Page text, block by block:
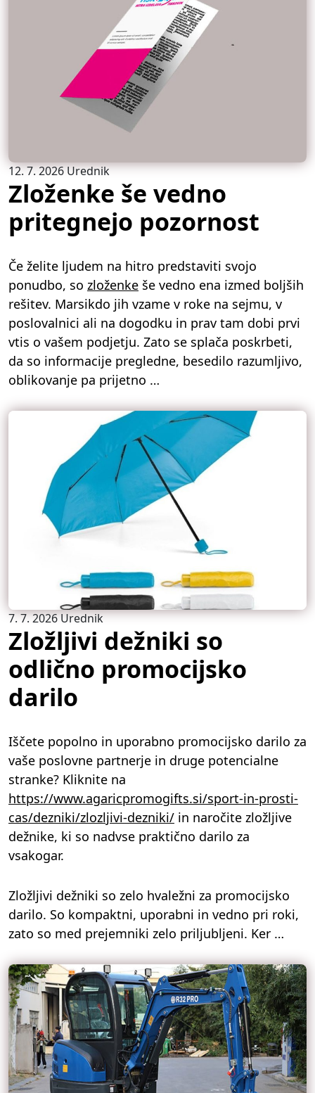
12. 7. 2026Urednik
Zloženke še vedno
pritegnejo pozornost
Če želite ljudem na hitro predstaviti svojo
ponudbo, so zloženke še vedno ena izmed boljših
rešitev. Marsikdo jih vzame v roke na sejmu, v
poslovalnici ali na dogodku in prav tam dobi prvi
vtis o vašem podjetju. Zato se splača poskrbeti,
da so informacije pregledne, besedilo razumljivo,
oblikovanje pa prijetno …
7. 7. 2026Urednik
Zložljivi dežniki so
odlično promocijsko
darilo
Iščete popolno in uporabno promocijsko darilo za
vaše poslovne partnerje in druge potencialne
stranke? Kliknite na
https://www.agaricpromogifts.si/sport-in-prosti-
cas/dezniki/zlozljivi-dezniki/ in naročite zložljive
dežnike, ki so nadvse praktično darilo za
vsakogar.
Zložljivi dežniki so zelo hvaležni za promocijsko
darilo. So kompaktni, uporabni in vedno pri roki,
zato so med prejemniki zelo priljubljeni. Ker …